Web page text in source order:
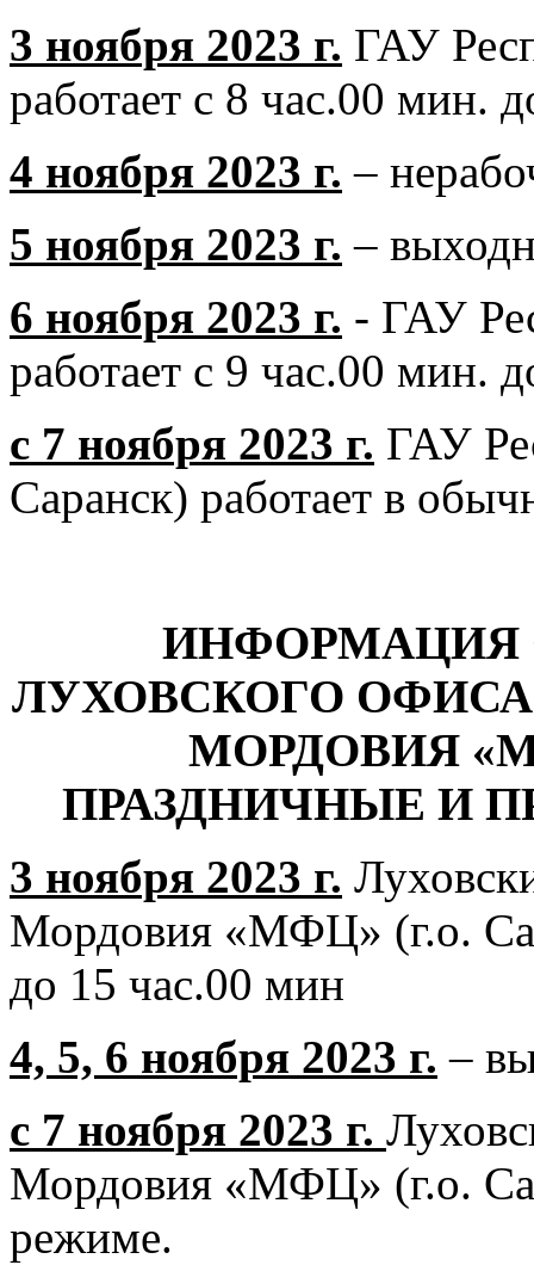
3 ноября 2023 г. ГАУ
работает с 8 час.00 мин.
4 ноября 2023 г. –
5 ноября 2023 г. –
6 ноября 2023 г. - ГАУ
работает с 9 час.00 мин.
с 7 ноября 2023 г. ГАУ
Саранск) работает в
ИНФОРМАЦИЯ
ЛУХОВСКОГО
МОРДОВИЯ
ПРАЗДНИЧНЫЕ И
3 ноября 2023 г.
Мордовия «МФЦ» (г.о.
до 15 час.00 мин
4, 5, 6 ноября 2023 г. –
с 7 ноября 2023 г.
Мордовия «МФЦ» (г.о.
режиме.